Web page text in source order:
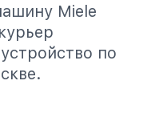
Miele
по